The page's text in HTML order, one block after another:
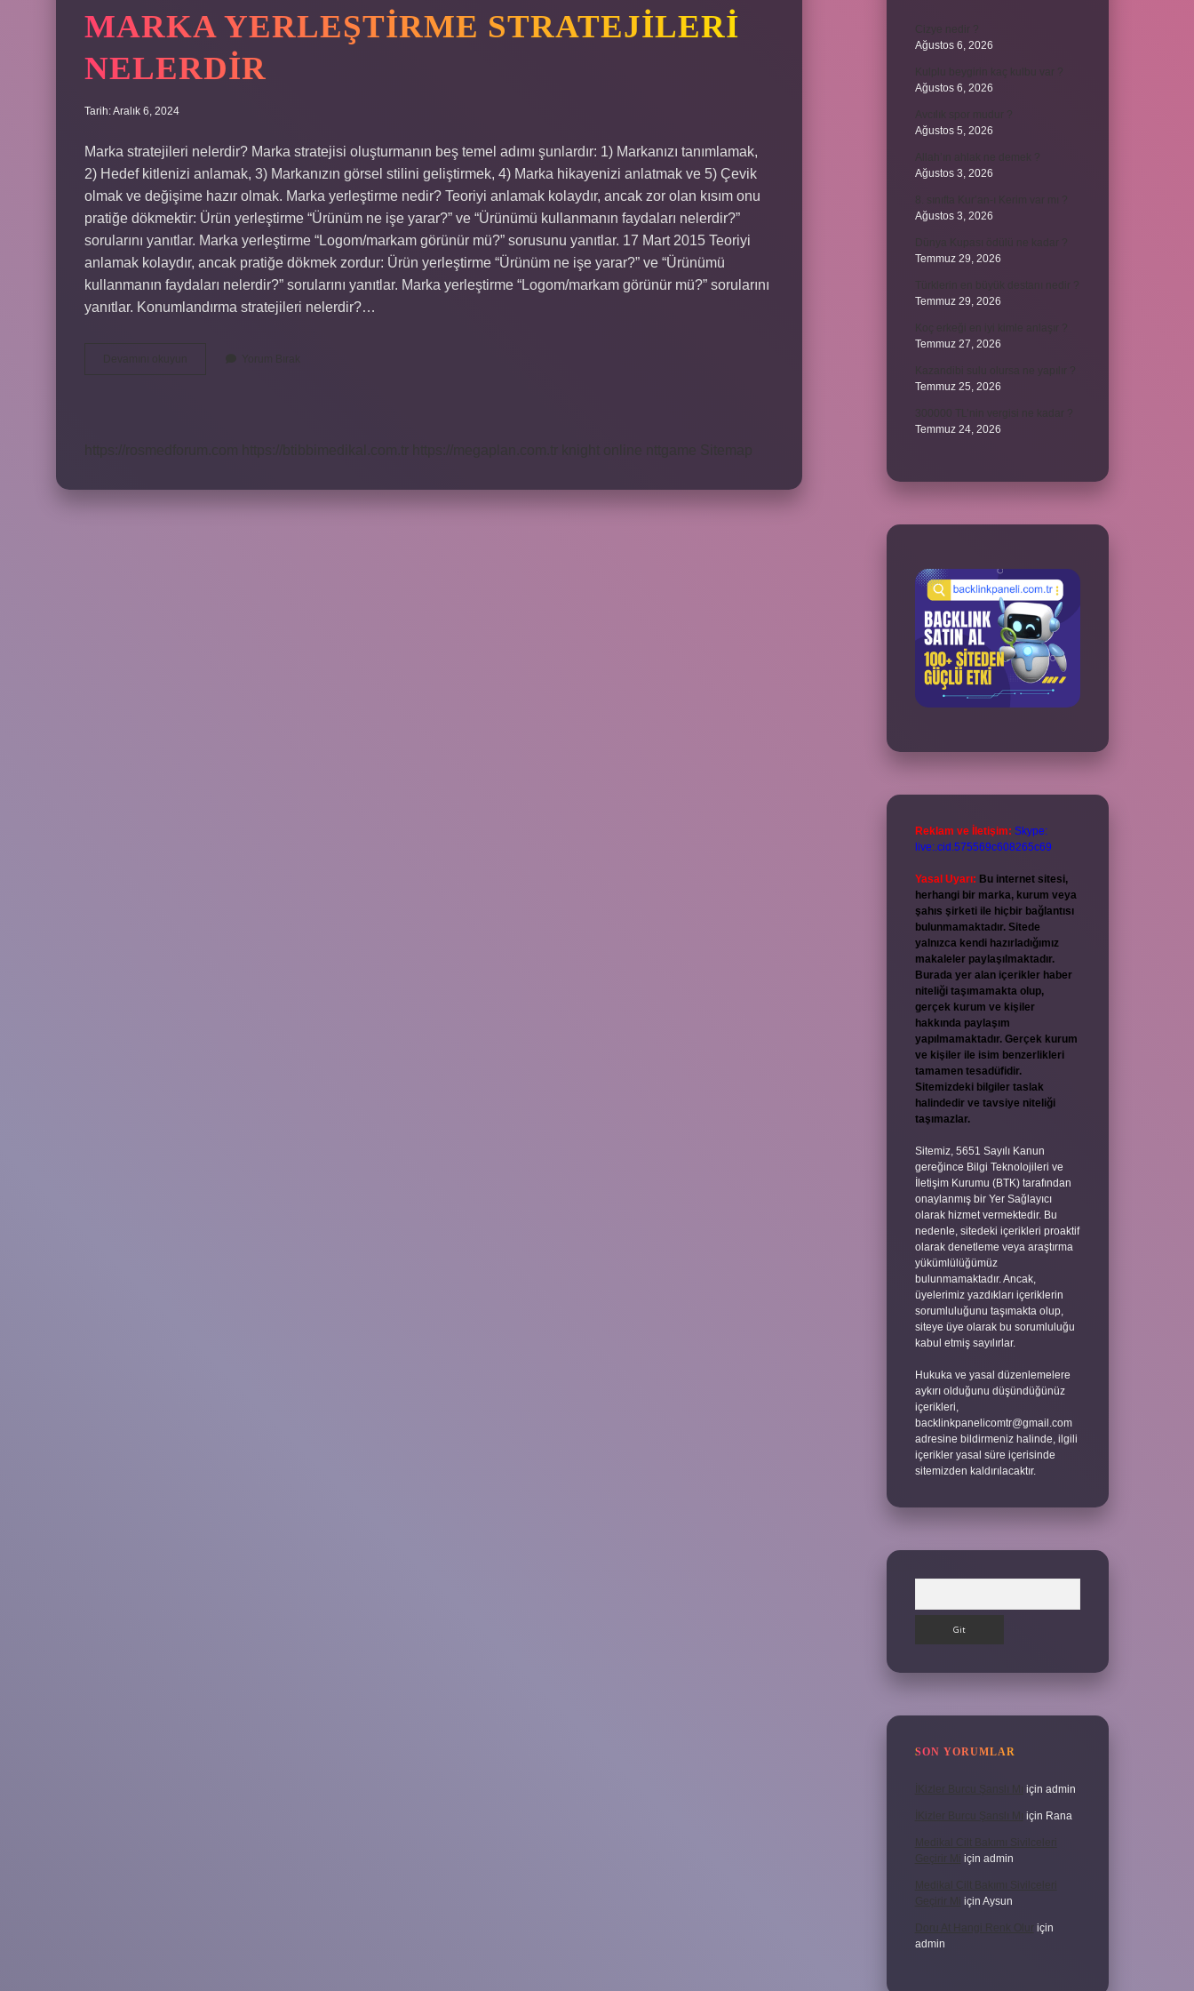
MARKA YERLEŞTIRME STRATEJILERI
NELERDIR
Tarih: Aralık 6, 2024
Marka stratejileri nelerdir? Marka stratejisi oluşturmanın beş temel adımı şunlardır: 1) Markanızı tanımlamak,
2) Hedef kitlenizi anlamak, 3) Markanızın görsel stilini geliştirmek, 4) Marka hikayenizi anlatmak ve 5) Çevik
olmak ve değişime hazır olmak. Marka yerleştirme nedir? Teoriyi anlamak kolaydır, ancak zor olan kısım onu ​​
pratiğe dökmektir: Ürün yerleştirme “Ürünüm ne işe yarar?” ve “Ürünümü kullanmanın faydaları nelerdir?”
sorularını yanıtlar. Marka yerleştirme “Logom/markam görünür mü?” sorusunu yanıtlar. 17 Mart 2015 Teoriyi
anlamak kolaydır, ancak pratiğe dökmek zordur: Ürün yerleştirme “Ürünüm ne işe yarar?” ve “Ürünümü
kullanmanın faydaları nelerdir?” sorularını yanıtlar. Marka yerleştirme “Logom/markam görünür mü?” sorularını
yanıtlar. Konumlandırma stratejileri nelerdir?…
Ağustos 6, 2026
Ağustos 6, 2026
Ağustos 5, 2026
Ağustos 3, 2026
Ağustos 3, 2026
Temmuz 29, 2026
Temmuz 29, 2026
Temmuz 27, 2026
Temmuz 25, 2026
Temmuz 24, 2026
Reklam ve İletişim: Skype:
live:.cid.575569c608265c69
Yasal Uyarı: Bu internet sitesi,
herhangi bir marka, kurum veya
şahıs şirketi ile hiçbir bağlantısı
bulunmamaktadır. Sitede
yalnızca kendi hazırladığımız
makaleler paylaşılmaktadır.
Burada yer alan içerikler haber
niteliği taşımamakta olup,
gerçek kurum ve kişiler
hakkında paylaşım
yapılmamaktadır. Gerçek kurum
ve kişiler ile isim benzerlikleri
tamamen tesadüfidir.
Sitemizdeki bilgiler taslak
halindedir ve tavsiye niteliği
taşımazlar.
Sitemiz, 5651 Sayılı Kanun
gereğince Bilgi Teknolojileri ve
İletişim Kurumu (BTK) tarafından
onaylanmış bir Yer Sağlayıcı
olarak hizmet vermektedir. Bu
nedenle, sitedeki içerikleri proaktif
olarak denetleme veya araştırma
yükümlülüğümüz
bulunmamaktadır. Ancak,
üyelerimiz yazdıkları içeriklerin
sorumluluğunu taşımakta olup,
siteye üye olarak bu sorumluluğu
kabul etmiş sayılırlar.
Hukuka ve yasal düzenlemelere
aykırı olduğunu düşündüğünüz
içerikleri,
backlinkpanelicomtr@gmail.com
adresine bildirmeniz halinde, ilgili
içerikler yasal süre içerisinde
sitemizden kaldırılacaktır.
SON YORUMLAR
İKizler Burcu Şanslı Mı için admin
İKizler Burcu Şanslı Mı için Rana
Medikal Cilt Bakımı Sivilceleri
Geçirir Mi için admin
Medikal Cilt Bakımı Sivilceleri
Geçirir Mi için Aysun
Doru At Hangi Renk Olur için
admin